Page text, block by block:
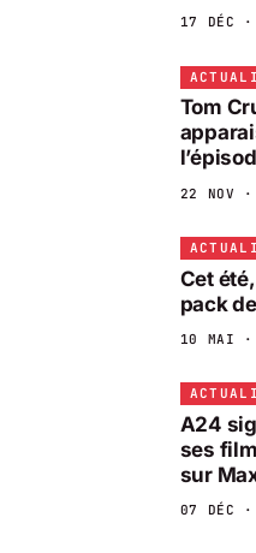
17 DÉC
Tom
22 NOV
Cet
pack
10 MAI ·
A24
ses
sur
07 DÉC